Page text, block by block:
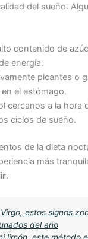
del sueño.
contenido de
energía.
picantes o
el estómago.
cercanos a la hora
ciclos de sueño.
de la dieta
más
.
estos signos
del año